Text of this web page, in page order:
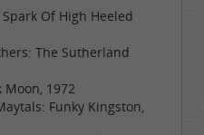
Of High Heeled
The Sutherland
Moon, 1972
Funky Kingston,